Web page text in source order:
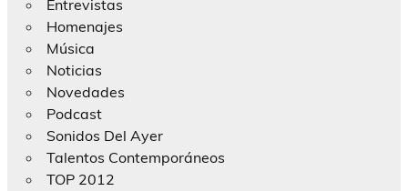
Entrevistas
Homenajes
Música
Noticias
Novedades
Podcast
Sonidos Del Ayer
Talentos Contemporáneos
TOP 2012